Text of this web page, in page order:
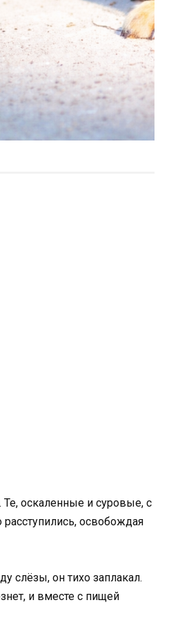
оскаленные и суровые, с
освобождая
слёзы, он тихо заплакал.
и вместе с пищей